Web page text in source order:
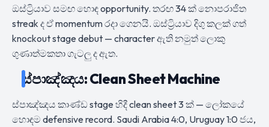
ඔස්ට්‍රියාව සමඟ හොඳ opportunity. තරඟ 34 ක් නොපරාජිත
streak ද ඒ momentum රදා ගෙනයි. ඔස්ට්‍රියාව දිගු කලක් ගත්
knockout stage debut — character ඇති නමුත් ලොකු
ගුණාත්මකතා ගැටලු ද ඇත.
ස්පාඤ්ඤය: Clean Sheet Machine
ස්පාඤ්ඤය කාණ්ඩ stage හිදී clean sheet 3 ක් — ලෝකයේ
හොඳම defensive record. Saudi Arabia 4:0, Uruguay 1:0 ජය,